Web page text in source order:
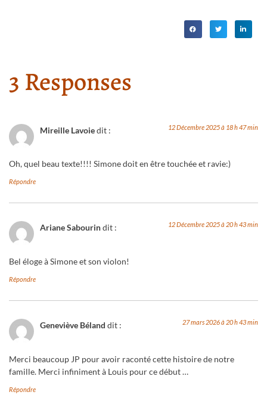
3 Responses
Mireille Lavoiedit : 12 Décembre 2025 à 18 h 47 min
Oh, quel beau texte!!!! Simone doit en être touchée et ravie:)
Répondre
Ariane Sabourindit : 12 Décembre 2025 à 20 h 43 min
Bel éloge à Simone et son violon!
Répondre
Geneviève Béland dit : 27 mars 2026 à 20 h 43 min
Merci beaucoup JP pour avoir raconté cette histoire de notre
famille. Merci infiniment à Louis pour ce début …
Répondre